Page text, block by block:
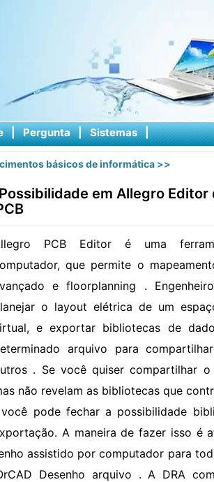
| Pergunta | Sistemas |
básicos de informática >>
em Allegro Editor
PCB Editor é uma
que permite o
e floorplanning .
o layout elétrica de um
e exportar bibliotecas de
arquivo para
. Se você quiser compartilhar
não revelam as bibliotecas que
pode fechar a possibilidade
A maneira de fazer isso é
assistido por computador para
Desenho arquivo . A DRA